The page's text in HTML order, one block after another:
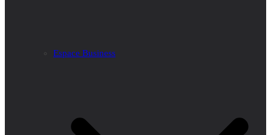
Espace Business